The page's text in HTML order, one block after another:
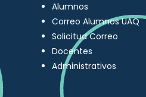
Alumnos
Correo Alumnos UAQ
Solicitud Correo
Docentes
Administrativos